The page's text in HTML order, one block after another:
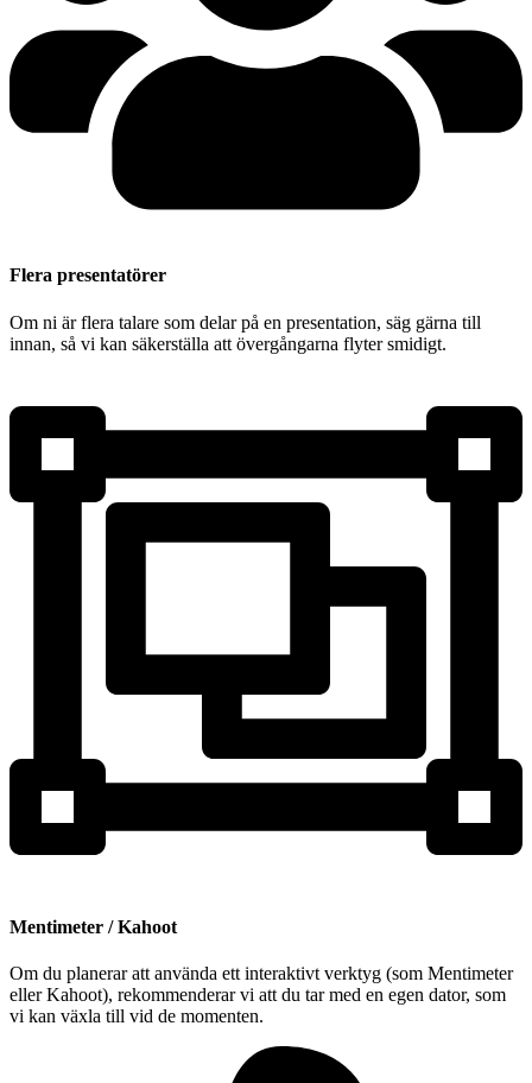
Flera presentatörer
Om ni är flera talare som delar på en presentation, säg gärna till
innan, så vi kan säkerställa att övergångarna flyter smidigt.
Mentimeter / Kahoot
Om du planerar att använda ett interaktivt verktyg (som Mentimeter
eller Kahoot), rekommenderar vi att du tar med en egen dator, som
vi kan växla till vid de momenten.